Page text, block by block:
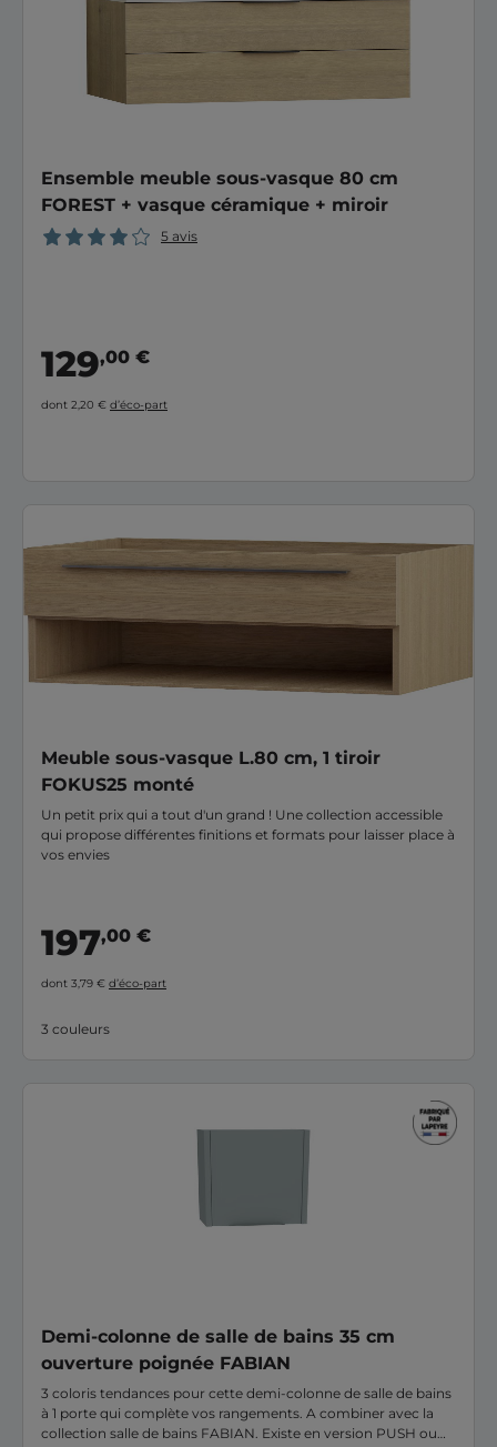
Ensemble meuble sous-vasque 80 cm
FOREST + vasque céramique + miroir
5 avis
129,00 €
dont 2,20 € d’éco-part
Meuble sous-vasque L.80 cm, 1 tiroir
FOKUS25 monté
Un petit prix qui a tout d'un grand ! Une collection accessible
qui propose différentes finitions et formats pour laisser place à
vos envies
197,00 €
dont 3,79 € d’éco-part
3 couleurs
Demi-colonne de salle de bains 35 cm
ouverture poignée FABIAN
3 coloris tendances pour cette demi-colonne de salle de bains
à 1 porte qui complète vos rangements. A combiner avec la
collection salle de bains FABIAN. Existe en version PUSH ou